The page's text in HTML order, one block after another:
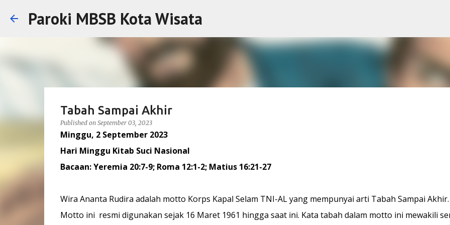
Paroki MBSB Kota Wisata
Tabah Sampai Akhir
Published on September 03, 2023
Minggu, 2 September 2023
Hari Minggu Kitab Suci Nasional
Bacaan: Yeremia 20:7-9; Roma 12:1-2; Matius 16:21-27
Wira Ananta Rudira adalah motto Korps Kapal Selam TNI-AL yang mempunyai arti Tabah Sampai Akhir.
Motto ini resmi digunakan sejak 16 Maret 1961 hingga saat ini. Kata tabah dalam motto ini mewakili